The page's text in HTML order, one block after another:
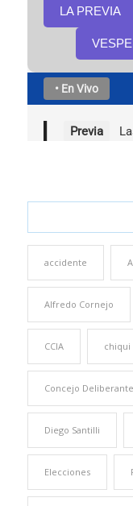
accidente
Alfredo Cornejo
CCIA chiqui
Concejo Deliberante
Diego Santilli
Elecciones